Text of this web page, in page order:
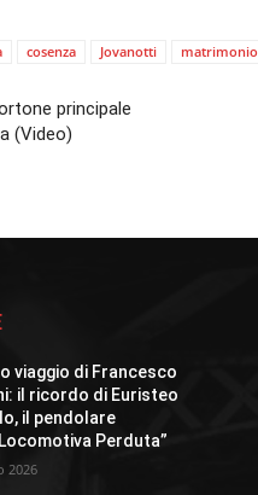
cosenza Jovanotti matrimonio
principale
(Video)
viaggio di Francesco
il ricordo di Euristeo
il pendolare
Perduta”
2026